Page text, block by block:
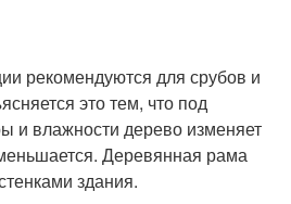
рекомендуются для срубов и
это тем, что под
и влажности дерево изменяет
Деревянная рама
здания.